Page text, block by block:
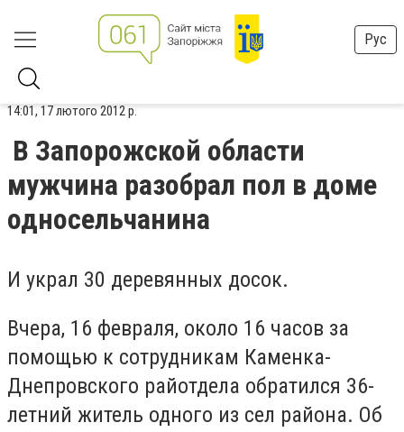
Рус
14:01, 17 лютого 2012 р.
В Запорожской области
мужчина разобрал пол в доме
односельчанина
И украл 30 деревянных досок.
Вчера, 16 февраля, около 16 часов за
помощью к сотрудникам Каменка-
Днепровского райотдела обратился 36-
летний житель одного из сел района. Об